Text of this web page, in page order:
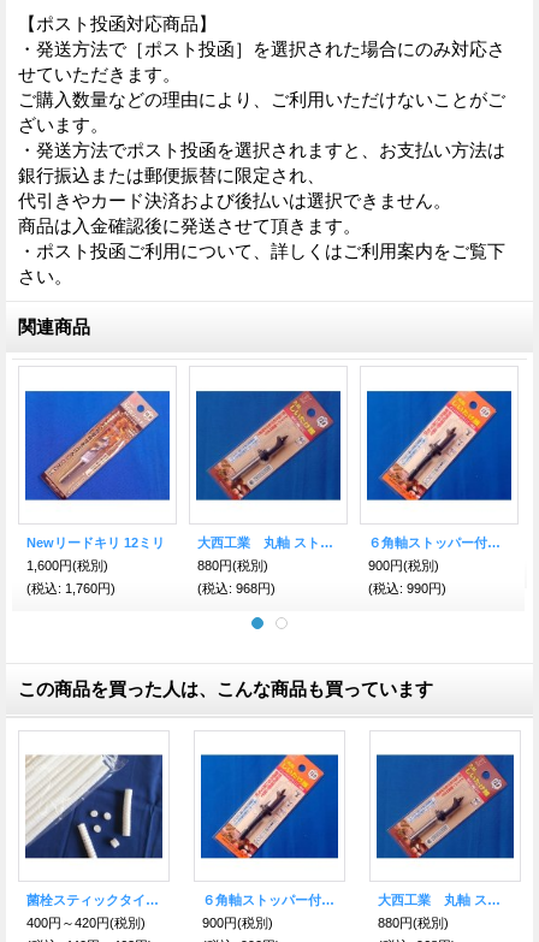
【ポスト投函対応商品】
・発送方法で［ポスト投函］を選択された場合にのみ対応さ
せていただきます。
ご購入数量などの理由により、ご利用いただけないことがご
ざいます。
・発送方法でポスト投函を選択されますと、お支払い方法は
銀行振込または郵便振替に限定され、
代引きやカード決済および後払いは選択できません。
商品は入金確認後に発送させて頂きます。
・ポスト投函ご利用について、詳しくはご利用案内をご覧下
さい。
関連商品
Newリードキリ 12ミリ
1,600円(税別)
(税込: 1,760円)
大西工業 丸軸 ストッパー付しいたけ錐 １２ミリ
880円(税別)
(税込: 968円)
６角軸ストッパー付しいたけ錐 １２ミリ（インパクト対応）
900円(税別)
(税込: 990円)
この商品を買った人は、こんな商品も買っています
菌栓スティックタイプ1000個入
400円～420円(税別)
６角軸ストッパー付しいたけ錐 １２ミリ（インパクト対応）
900円(税別)
大西工業 丸軸 ストッパー付しいたけ錐 １２ミリ
880円(税別)